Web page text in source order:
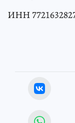
ИНН